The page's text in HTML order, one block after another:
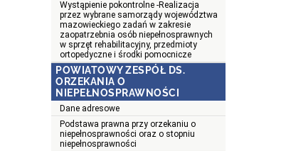
Wystąpienie pokontrolne -Realizacja
przez wybrane samorządy województwa
mazowieckiego zadań w zakresie
zaopatrzebnia osób niepełnosprawnych
w sprzęt rehabilitacyjny, przedmioty
ortopedyczne i środki pomocnicze
POWIATOWY ZESPÓŁ DS.
ORZEKANIA O
NIEPEŁNOSPRAWNOŚCI
Dane adresowe
Podstawa prawna przy orzekaniu o
niepełnosprawności oraz o stopniu
niepełnosprawności